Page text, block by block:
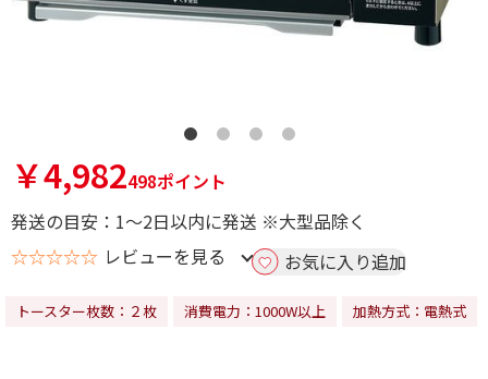
￥4,982498ポイント
発送の目安：1～2日以内に発送 ※大型品除く
☆☆☆☆☆ レビューを見る お気に入り追加
トースター枚数：２枚 消費電力：1000W以上 加熱方式：電熱式